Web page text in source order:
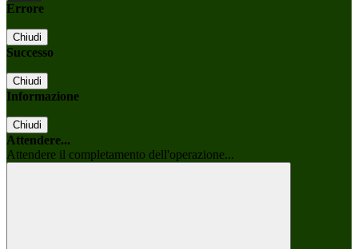
Errore
Chiudi
Successo
Chiudi
Informazione
Chiudi
Attendere...
Attendere il completamento dell'operazione...